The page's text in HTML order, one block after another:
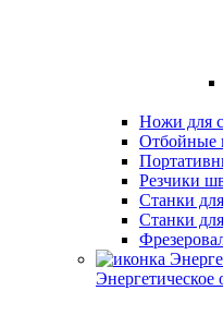
Ножи для
Отбойные
Резчики
Станки
Станки
Энергетическое